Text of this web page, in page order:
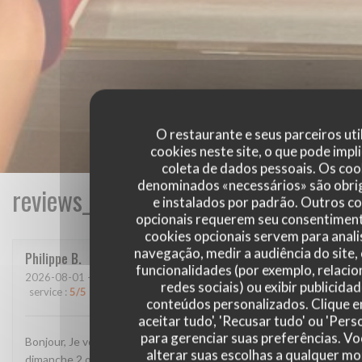
O restaurante e seus parceiros
cookies neste site, o que pode
coleta de dados pessoais. Os
denominados «necessários» são
e instalados por padrão. Outros
opcionais requerem seu
cookies opcionais servem para
navegação, medir a audiência do
funcionalidades (por exemplo,
redes sociais) ou exibir
conteúdos personalizados. Clique
aceitar tudo', 'Recusar tudo' ou
para gerenciar suas preferências.
alterar suas escolhas a qualquer
Philippe B
2026-08-01 - 19:45 - guests 3
service : 5/5 menu: 4/5 quality_price:4/5
Bonjour, Je vous ai envoyé un message sur google, je crois